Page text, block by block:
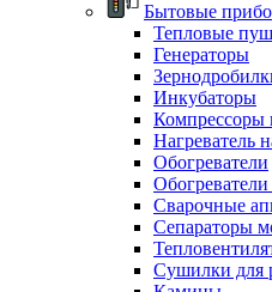
Бытовые
Тепловые
Генераторы
Инкубаторы
Компрессоры
Нагреватель
Обогреватели
Сварочные
Сепараторы
Сушилки для